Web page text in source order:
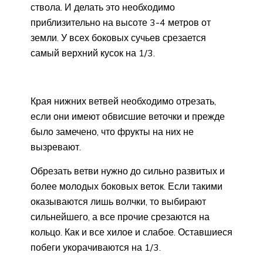
ствола. И делать это необходимо
приблизительно на высоте 3-4 метров от
земли. У всех боковых сучьев срезается
самый верхний кусок на 1/3.
Края нижних ветвей необходимо отрезать,
если они имеют обвисшие веточки и прежде
было замечено, что фрукты на них не
вызревают.
Обрезать ветви нужно до сильно развитых и
более молодых боковых веток. Если такими
оказываются лишь волчки, то выбирают
сильнейшего, а все прочие срезаются на
кольцо. Как и все хилое и слабое. Оставшиеся
побеги укорачиваются на 1/3.